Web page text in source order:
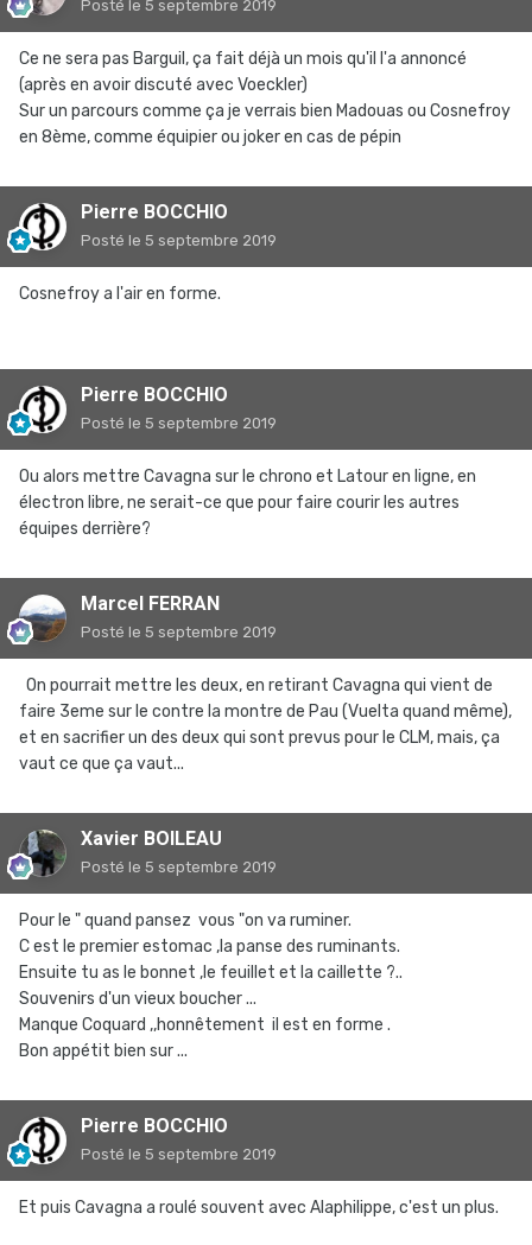
Posté le 5 septembre 2019
Ce ne sera pas Barguil, ça fait déjà un mois qu'il l'a annoncé
(après en avoir discuté avec Voeckler)
Sur un parcours comme ça je verrais bien Madouas ou Cosnefroy
en 8ème, comme équipier ou joker en cas de pépin
Pierre BOCCHIO
Posté le 5 septembre 2019
Cosnefroy a l'air en forme.
Pierre BOCCHIO
Posté le 5 septembre 2019
Ou alors mettre Cavagna sur le chrono et Latour en ligne, en
électron libre, ne serait-ce que pour faire courir les autres
équipes derrière?
Marcel FERRAN
Posté le 5 septembre 2019
On pourrait mettre les deux, en retirant Cavagna qui vient de
faire 3eme sur le contre la montre de Pau (Vuelta quand même),
et en sacrifier un des deux qui sont prevus pour le CLM, mais, ça
vaut ce que ça vaut...
Xavier BOILEAU
Posté le 5 septembre 2019
Pour le " quand pansez vous "on va ruminer.
C est le premier estomac ,la panse des ruminants.
Ensuite tu as le bonnet ,le feuillet et la caillette ?..
Souvenirs d'un vieux boucher ...
Manque Coquard ,,honnêtement il est en forme .
Bon appétit bien sur ...
Pierre BOCCHIO
Posté le 5 septembre 2019
Et puis Cavagna a roulé souvent avec Alaphilippe, c'est un plus.